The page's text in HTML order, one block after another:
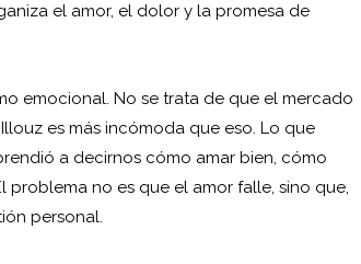
el amor, el dolor y la promesa de
emocional. No se trata de que el mercado
es más incómoda que eso. Lo que
a decirnos cómo amar bien, cómo
problema no es que el amor falle, sino que,
personal.